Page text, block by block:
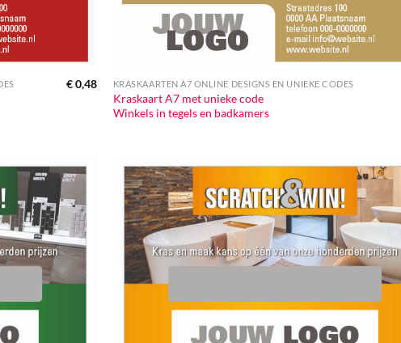
€0,48 KRASKAARTEN A7 ONLINE DESIGNS EN UNIEKE CODES
Kraskaart A7 met unieke code
Winkels in tegels en badkamers